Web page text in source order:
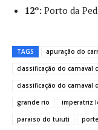
12º: Porto da
TAGS apuração do
classificação do carnaval
classificação do carnaval
grande rio
imperatriz
paraiso do tuiuti